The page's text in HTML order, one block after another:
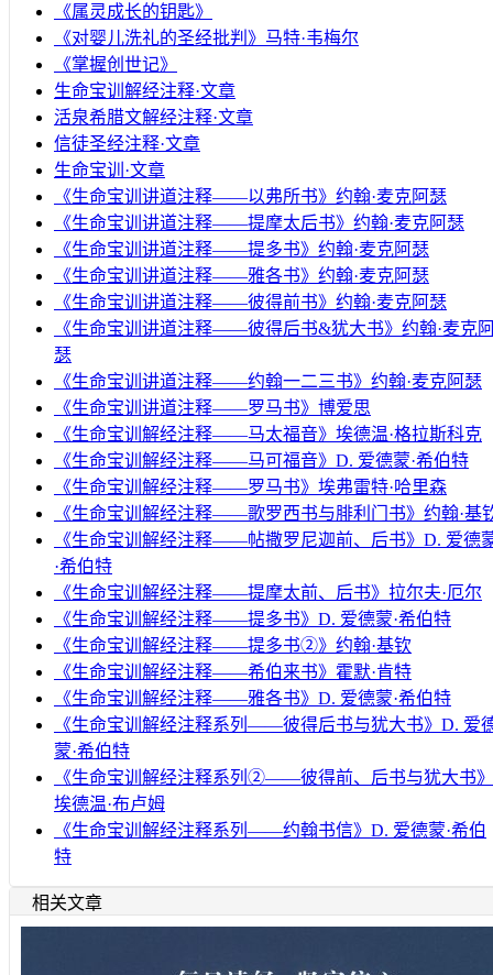
《属灵成长的钥匙》
《对婴儿洗礼的圣经批判》马特·韦梅尔
《掌握创世记》
生命宝训解经注释·文章
活泉希腊文解经注释·文章
信徒圣经注释·文章
生命宝训·文章
《生命宝训讲道注释——以弗所书》约翰·麦克阿瑟
《生命宝训讲道注释——提摩太后书》约翰·麦克阿瑟
《生命宝训讲道注释——提多书》约翰·麦克阿瑟
《生命宝训讲道注释——雅各书》约翰·麦克阿瑟
《生命宝训讲道注释——彼得前书》约翰·麦克阿瑟
《生命宝训讲道注释——彼得后书&犹大书》约翰·麦克
瑟
《生命宝训讲道注释——约翰一二三书》约翰·麦克阿瑟
《生命宝训讲道注释——罗马书》博爱思
《生命宝训解经注释——马太福音》埃德温·格拉斯科克
《生命宝训解经注释——马可福音》D. 爱德蒙·希伯特
《生命宝训解经注释——罗马书》埃弗雷特·哈里森
《生命宝训解经注释——歌罗西书与腓利门书》约翰·基
《生命宝训解经注释——帖撒罗尼迦前、后书》D. 爱德
·希伯特
《生命宝训解经注释——提摩太前、后书》拉尔夫·厄尔
《生命宝训解经注释——提多书》D. 爱德蒙·希伯特
《生命宝训解经注释——提多书②》约翰·基钦
《生命宝训解经注释——希伯来书》霍默·肯特
《生命宝训解经注释——雅各书》D. 爱德蒙·希伯特
《生命宝训解经注释系列——彼得后书与犹大书》D. 爱
蒙·希伯特
《生命宝训解经注释系列②——彼得前、后书与犹大书》
埃德温·布卢姆
《生命宝训解经注释系列——约翰书信》D. 爱德蒙·希伯
特
相关文章